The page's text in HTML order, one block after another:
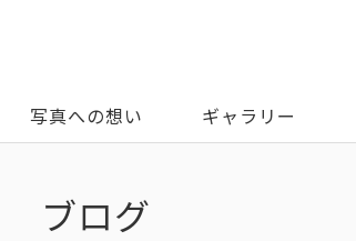
写真への想い ギャラリー
ブログ